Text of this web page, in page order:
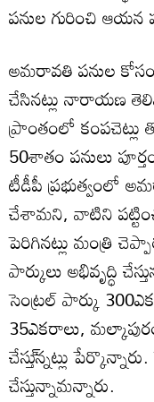
పనుల గురించి ఆయన
అమరావతి పనుల
చేసినట్లు నారాయణ
ప్రాంతంలో కంపచెట్లు
50శాతం పనులు
టీడీపీ ప్రభుత్వంలో
చేశామని, వాటిని
పెరిగినట్లు మంత్రి
పార్కులు అభివృద్ధి
సెంట్రల్ పార్కు
35ఎకరాలు,
చేస్తు్న్నట్లు
చేస్తున్నామన్నారు.